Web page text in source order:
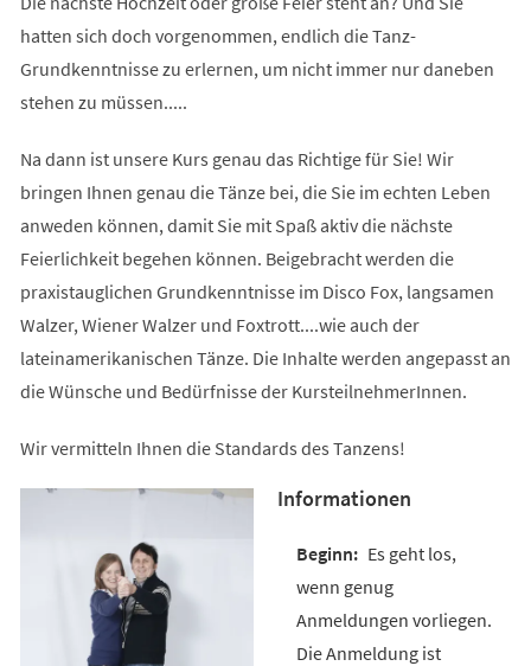
hatten sich doch vorgenommen, endlich die Tanz-
Grundkenntnisse zu erlernen, um nicht immer nur daneben
stehen zu müssen.....
Na dann ist unsere Kurs genau das Richtige für Sie! Wir
bringen Ihnen genau die Tänze bei, die Sie im echten Leben
anweden können, damit Sie mit Spaß aktiv die nächste
Feierlichkeit begehen können. Beigebracht werden die
praxistauglichen Grundkenntnisse im Disco Fox, langsamen
Walzer, Wiener Walzer und Foxtrott....wie auch der
lateinamerikanischen Tänze. Die Inhalte werden angepasst an
die Wünsche und Bedürfnisse der KursteilnehmerInnen.
Wir vermitteln Ihnen die Standards des Tanzens!
Informationen
Es geht los,
wenn genug
Anmeldungen vorliegen.
Die Anmeldung ist